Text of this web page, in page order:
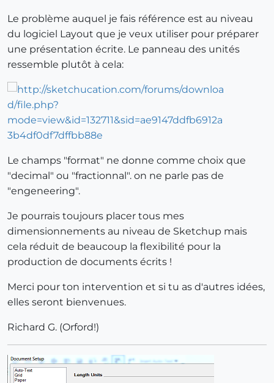
Le problème auquel je fais référence est au niveau
du logiciel Layout que je veux utiliser pour préparer
une présentation écrite. Le panneau des unités
ressemble plutôt à cela:
Le champs "format" ne donne comme choix que
"decimal" ou "fractionnal". on ne parle pas de
"engeneering".
Je pourrais toujours placer tous mes
dimensionnements au niveau de Sketchup mais
cela réduit de beaucoup la flexibilité pour la
production de documents écrits !
Merci pour ton intervention et si tu as d'autres idées,
elles seront bienvenues.
Richard G. (Orford!)